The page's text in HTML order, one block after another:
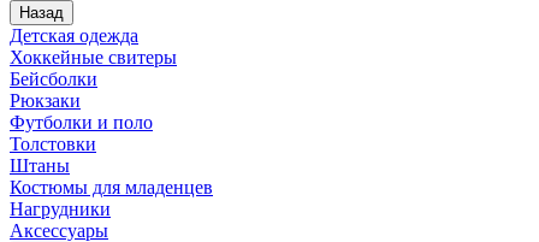
Назад
Детская одежда
Хоккейные свитеры
Бейсболки
Рюкзаки
Футболки и поло
Толстовки
Штаны
Костюмы для младенцев
Нагрудники
Аксессуары